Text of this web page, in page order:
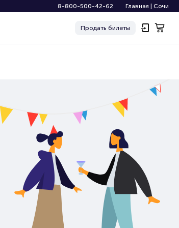
8-800-500-42-62 Главная Сочи
Продать билеты